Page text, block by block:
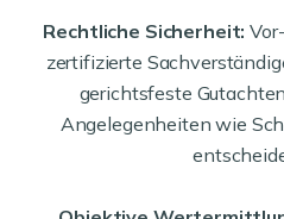
Rechtliche Sicherheit:
zertifizierte
gerichtsfeste
Angelegenheiten wie